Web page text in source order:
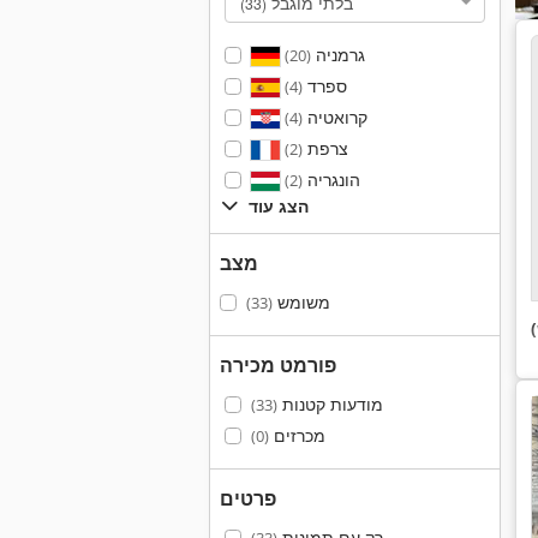
גרמניה(20)
ספרד(4)
קרואטיה(4)
צרפת(2)
הונגריה(2)
הצג עוד
מצב
משומש(33)
פורמט מכירה
מודעות קטנות(33)
מכרזים(0)
פרטים